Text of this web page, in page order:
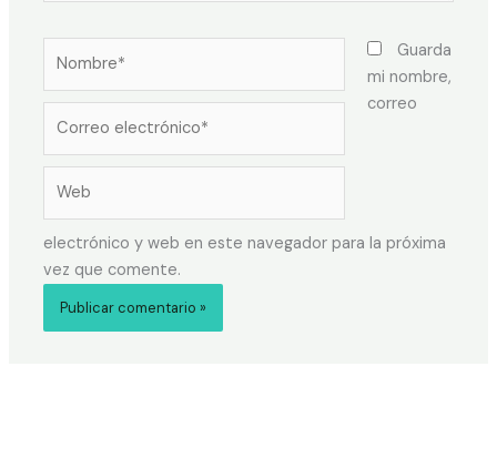
Guarda
mi nombre,
correo
electrónico y web en este navegador para la próxima
vez que comente.